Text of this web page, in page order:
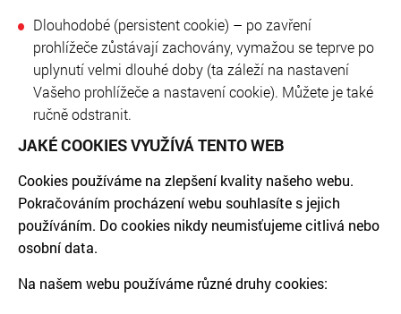
Dlouhodobé (persistent cookie) – po zavření
prohlížeče zůstávají zachovány, vymažou se teprve po
uplynutí velmi dlouhé doby (ta záleží na nastavení
Vašeho prohlížeče a nastavení cookie). Můžete je také
ručně odstranit.
JAKÉ COOKIES VYUŽÍVÁ TENTO WEB
Cookies používáme na zlepšení kvality našeho webu.
Pokračováním procházení webu souhlasíte s jejich
používáním. Do cookies nikdy neumisťujeme citlivá nebo
osobní data.
Na našem webu používáme různé druhy cookies: